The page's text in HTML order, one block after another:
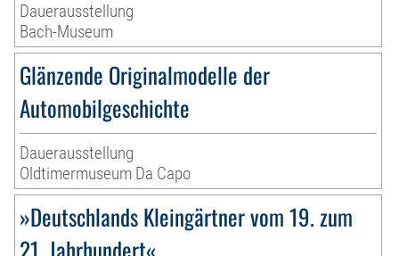
Dauerausstellung
Bach-Museum
Glänzende Originalmodelle der
Automobilgeschichte
Dauerausstellung
Oldtimermuseum Da Capo
»Deutschlands Kleingärtner vom 19. zum
21. Jahrhundert«